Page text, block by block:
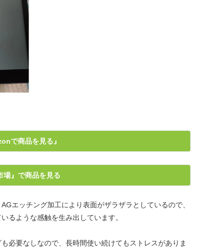
で商品を見る』
場』で商品を見る
エッチング加工により表面がザラザラとしているので、
るような感触を生み出しています。
必要なしなので、長時間使い続けてもストレスがありま